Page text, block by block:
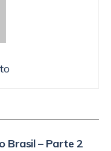
Brasil – Parte 2